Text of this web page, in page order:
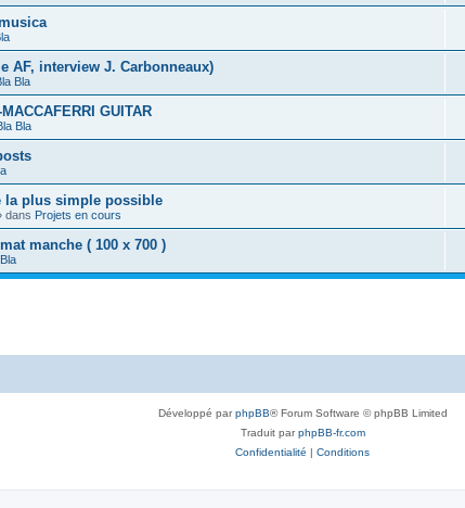
AF, interview J. Carbonneaux)
Bla
GUITAR
Bla
la plus simple possible
dans Projets en cours
manche ( 100 x 700 )
Développé parphpBB® Forum Software © phpBB Limited
Traduit parphpBB-fr.com
Confidentialité | Conditions